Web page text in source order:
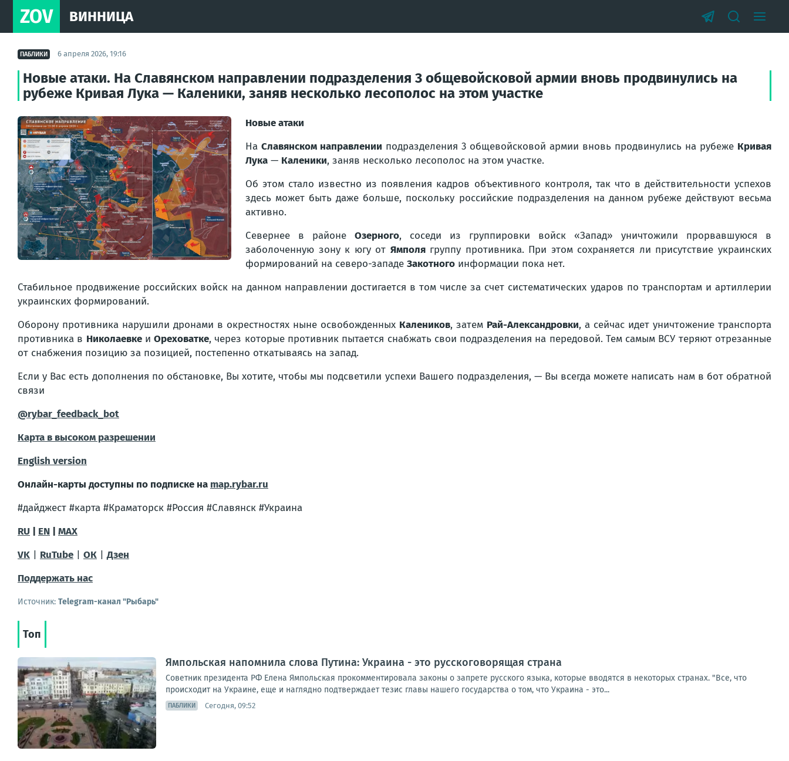
ZOV ВИННИЦА
ПАБЛИКИ 6 апреля 2026, 19:16
Новые атаки. На Славянском направлении подразделения 3 общевойсковой армии вновь продвинулись на
рубеже Кривая Лука — Каленики, заняв несколько лесополос на этом участке
Новые атаки
На Славянском направлении подразделения 3 общевойсковой армии вновь продвинулись на рубеже Кривая
Лука — Каленики, заняв несколько лесополос на этом участке.
Об этом стало известно из появления кадров объективного контроля, так что в действительности успехов
здесь может быть даже больше, поскольку российские подразделения на данном рубеже действуют весьма
активно.
Севернее в районе Озерного, соседи из группировки войск «Запад» уничтожили прорвавшуюся в
заболоченную зону к югу от Ямполягруппу противника. При этом сохраняется ли присутствие украинских
формирований на северо-западе Закотного информации пока нет.
Стабильное продвижение российских войск на данном направлении достигается в том числе за счет систематических ударов по транспортам и артиллерии
украинских формирований.
Оборону противника нарушили дронами в окрестностях ныне освобожденных Калеников, затем Рай-Александровки, а сейчас идет уничтожение транспорта
противника в НиколаевкеиОреховатке, через которые противник пытается снабжать свои подразделения на передовой. Тем самым ВСУ теряют отрезанные
от снабжения позицию за позицией, постепенно откатываясь на запад.
Если у Вас есть дополнения по обстановке, Вы хотите, чтобы мы подсветили успехи Вашего подразделения, — Вы всегда можете написать нам в бот обратной
связи
@rybar_feedback_bot
Карта в высоком разрешении
English version
Онлайн-карты доступны по подписке на map.rybar.ru
#дайджест #карта #Краматорск #Россия #Славянск #Украина
RU
EN
MAX
VK
RuTube ОК |Дзен
Поддержать нас
Источник: Telegram-канал "Рыбарь"
Топ
Ямпольская напомнила слова Путина: Украина - это русскоговорящая страна
Советник президента РФ Елена Ямпольская прокомментировала законы о запрете русского языка, которые вводятся в некоторых странах. "Все, что
происходит на Украине, еще и наглядно подтверждает тезис главы нашего государства о том, что Украина - это...
ПАБЛИКИ Сегодня, 09:52